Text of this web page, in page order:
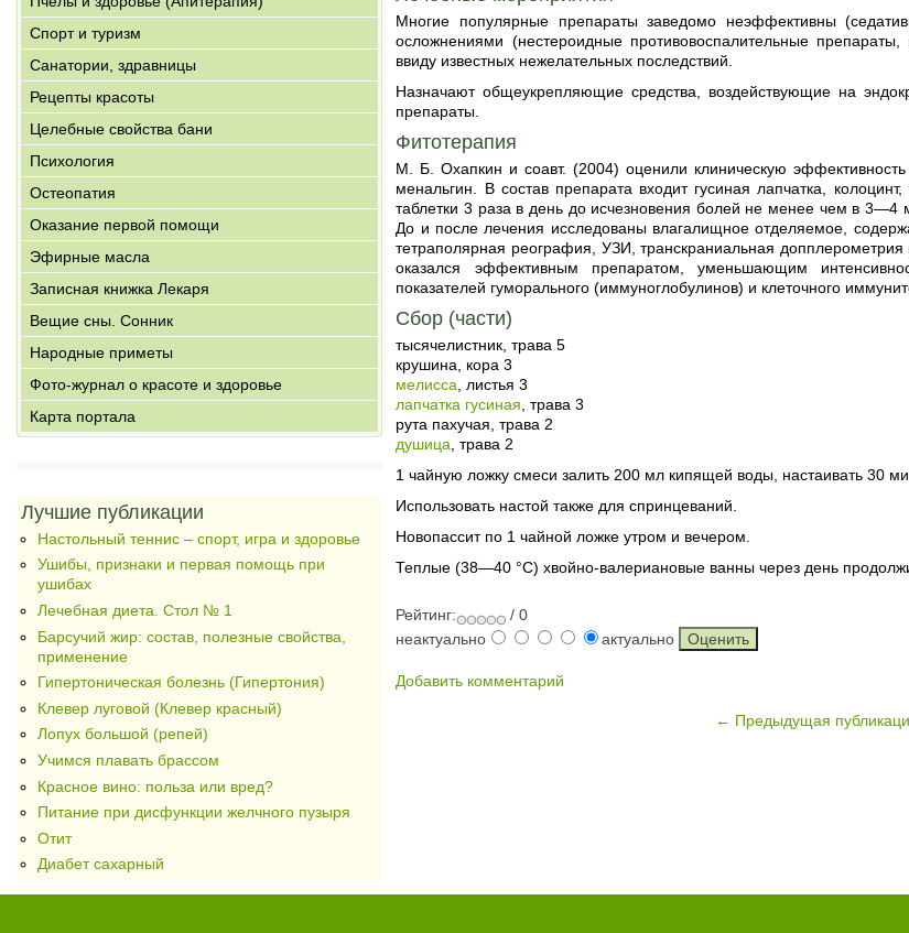
Спорт и туризм
Санатории, здравницы
Рецепты красоты
Целебные свойства бани
Психология
Остеопатия
Оказание первой помощи
Эфирные масла
Записная книжка Лекаря
Вещие сны. Сонник
Народные приметы
Фото-журнал о красоте и здоровье
Карта портала
Лучшие публикации
Настольный теннис – спорт, игра и здоровье
Ушибы, признаки и первая помощь при
ушибах
Лечебная диета. Стол № 1
Барсучий жир: состав, полезные свойства,
применение
Гипертоническая болезнь (Гипертония)
Клевер луговой (Клевер красный)
Лопух большой (репей)
Учимся плавать брассом
Красное вино: польза или вред?
Питание при дисфункции желчного пузыря
Отит
Диабет сахарный
Многие популярные препараты заведомо неэффективны
осложнениями (нестероидные противовоспалительные
ввиду известных нежелательных последствий.
Назначают общеукрепляющие средства, воздействующие на
препараты.
Фитотерапия
М. Б. Охапкин и соавт. (2004) оценили клиническую
менальгин. В состав препарата входит гусиная лапчатка,
таблетки 3 раза в день до исчезновения болей не менее чем в 3—4
До и после лечения исследованы влагалищное отделяемое,
тетраполярная реография, УЗИ, транскраниальная
оказался эффективным препаратом, уменьшающим
показателей гуморального (иммуноглобулинов) и клеточного
Сбор (части)
тысячелистник, трава 5
крушина, кора 3
мелисса , листья 3
лапчатка гусиная , трава 3
рута пахучая, трава 2
душица , трава 2
1 чайную ложку смеси залить 200 мл кипящей воды, настаивать 30
Использовать настой также для спринцеваний.
Новопассит по 1 чайной ложке утром и вечером.
Теплые (38—40 °С) хвойно-валериановые ванны через день
Рейтинг:
/ 0
неактуально
актуально
Добавить комментарий
← Предыдущая